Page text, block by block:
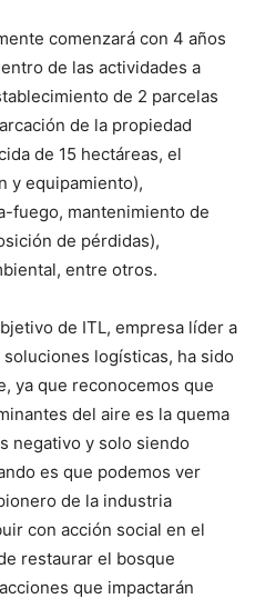
comenzará con 4 años
de las actividades a
de 2 parcelas
de la propiedad
de 15 hectáreas, el
y equipamiento),
fuego, mantenimiento de
de pérdidas),
entre otros.
de ITL, empresa líder a
logísticas, ha sido
ya que reconocemos que
del aire es la quema
negativo y solo siendo
es que podemos ver
de la industria
con acción social en el
restaurar el bosque
que impactarán